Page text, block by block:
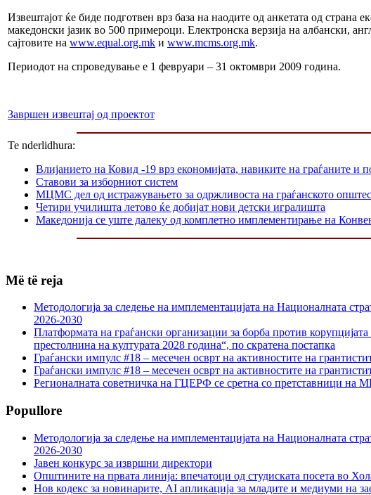
Извештајот ќе биде подготвен врз база на наодите од анкетата од
македонски јазик во 500 примероци. Електронска верзија на албански,
сајтовите на www.equal.org.mk и www.mcms.org.mk.
Периодот на спроведување е 1 февруари – 31 октомври 2009 година.
Завршен извештај од проектот
Te nderlidhura:
Влијанието на Ковид -19 врз економијата, навиките на граѓаните и
Ставови за изборниот систем
МЦМС дел од истражувањето за одржливоста на граѓанското
Четири училишта летово ќе добијат нови детски игралишта
Македонија се уште далеку од комплетно имплементирање на
Më të reja
Методологија за следење на имплементацијата на Националната
2026-2030
Платформата на граѓански организации за борба против
престолнина на културата 2028 година“, по скратена постапка
Граѓански импулс #18 – месечен осврт на активностите на
Граѓански импулс #18 – месечен осврт на активностите на
Регионалната советничка на ГЦЕРФ се сретна со претставници на
Popullore
Методологија за следење на имплементацијата на Националната
2026-2030
Јавен конкурс за извршни директори
Општините на првата линија: впечатоци од студиската посета во
Нов кодекс за новинарите, AI апликација за младите и медиуми на